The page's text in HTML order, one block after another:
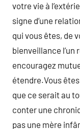
votre vie à
signe d’une
qui vous êtes, de
bienveillance l’un
encouragez
étendre.Vous
que ce serait au
conter une
pas une mère